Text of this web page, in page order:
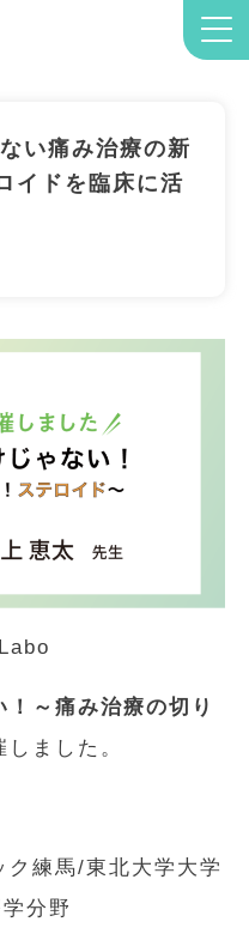
い痛み治療の新
イドを臨床に活
！～痛み治療の切り
しました。
ク練馬/東北大学大学
分野